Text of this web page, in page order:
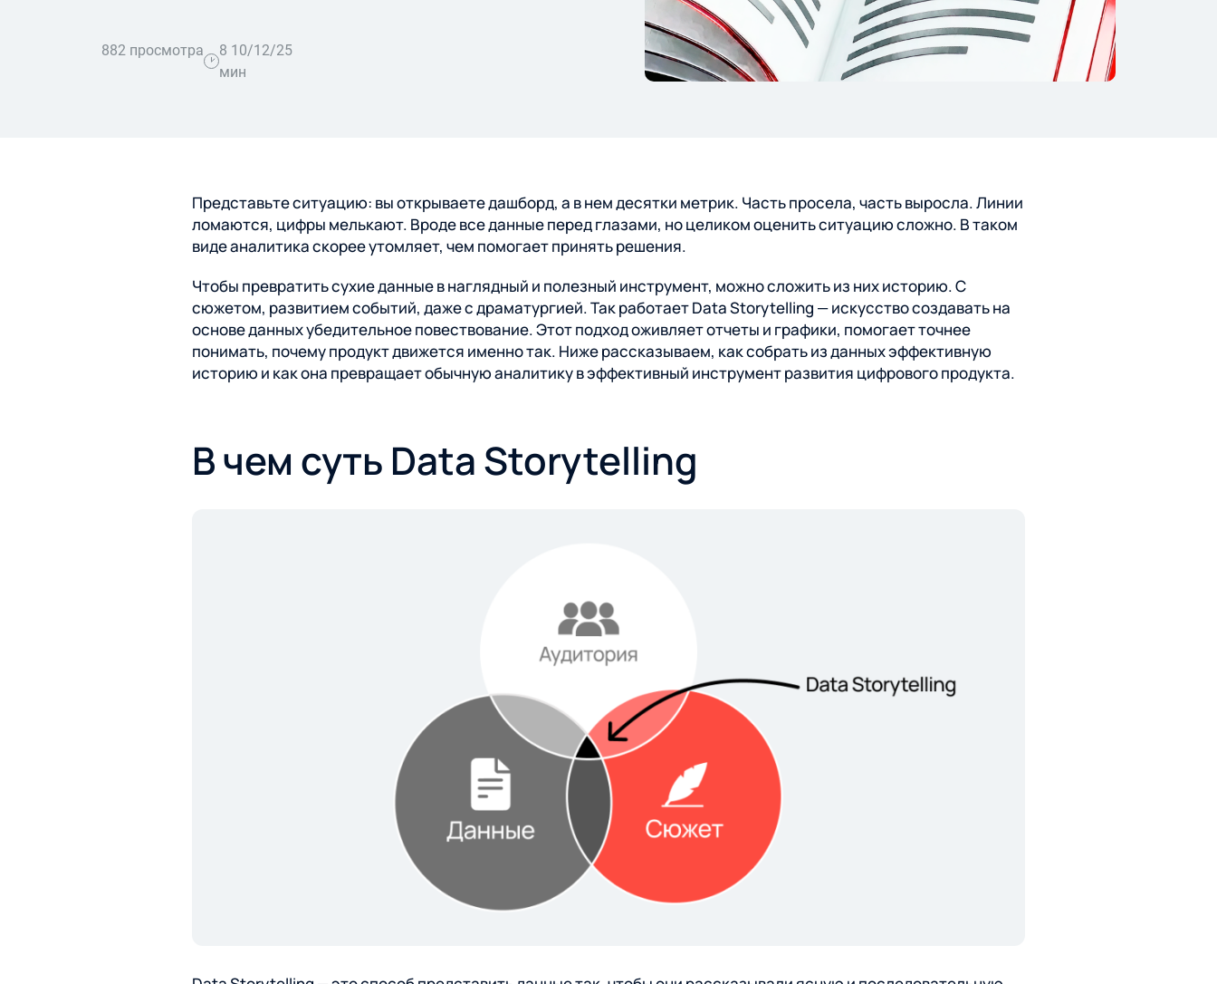
Брендинг
882 просмотра
8
мин
10/12/25
Представьте ситуацию: вы открываете дашборд, а в нем десятки метрик. Часть просела, часть выросла. Линии
ломаются, цифры мелькают. Вроде все данные перед глазами, но целиком оценить ситуацию сложно. В таком
виде аналитика скорее утомляет, чем помогает принять решения.
Чтобы превратить сухие данные в наглядный и полезный инструмент, можно сложить из них историю. С
сюжетом, развитием событий, даже с драматургией. Так работает Data Storytelling — искусство создавать на
основе данных убедительное повествование. Этот подход оживляет отчеты и графики, помогает точнее
понимать, почему продукт движется именно так. Ниже рассказываем, как собрать из данных эффективную
историю и как она превращает обычную аналитику в эффективный инструмент развития цифрового продукта.
В чем суть Data Storytelling